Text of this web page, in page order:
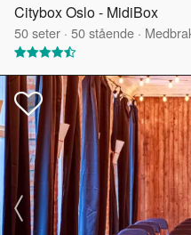
Citybox Oslo - MidiBox
50seter · 50stående ·